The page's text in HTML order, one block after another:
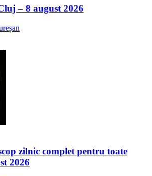
– 8 august 2026
zilnic complet pentru toate
2026